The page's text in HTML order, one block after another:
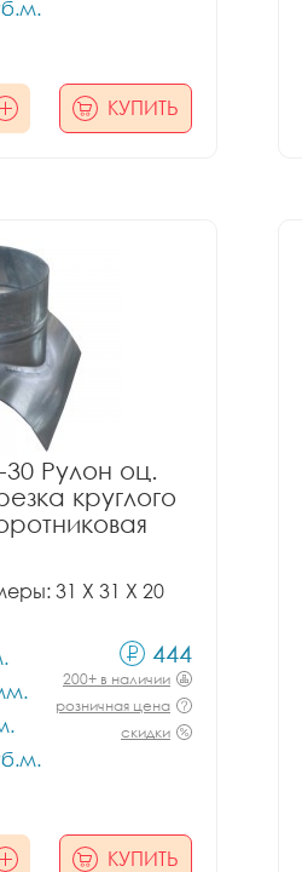
КУПИТЬ
Рулон оц.
круглого
31 X 31 X 20
444
200+ в наличии
розничная цена
скидки
КУПИТЬ